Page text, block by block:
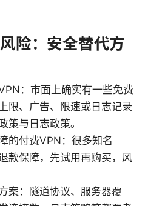
险：安全替代方
：市面上确实有一些免费
限、广告、限速或日志记录
策与日志政策。
的付费VPN：很多知名
款保障，先试用再购买，风
案：隧道协议、服务器覆